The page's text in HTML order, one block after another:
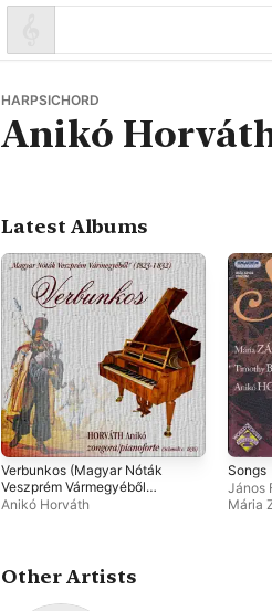
HARPSICHORD
Anikó
Latest Albums
Verbunkos (Magyar Nóták
Veszprém Vármegyéből
(1823-1832))
Anikó Horváth
Songs
János
Mária
Other Artists